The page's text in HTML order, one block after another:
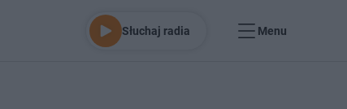
Słuchaj radia Menu